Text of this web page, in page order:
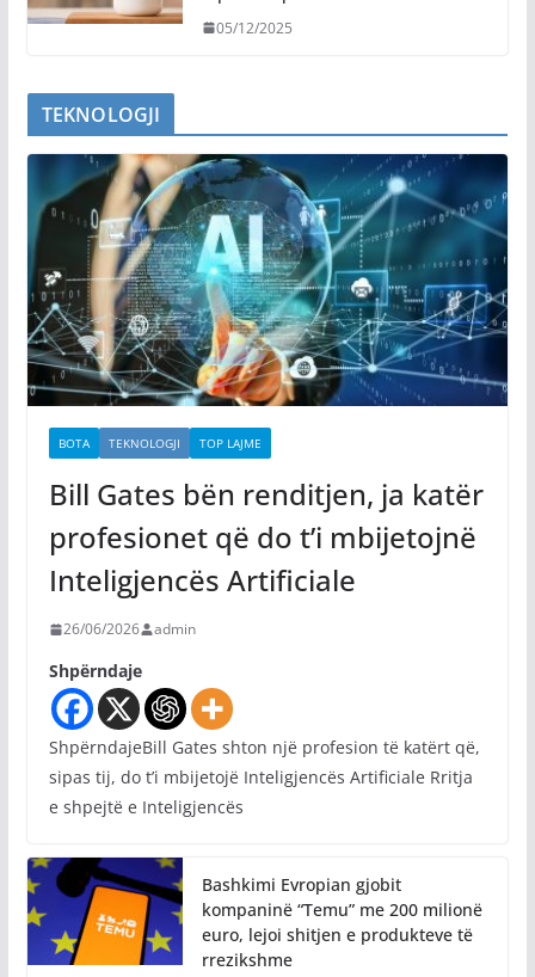
05/12/2025
TEKNOLOGJI
BOTA TEKNOLOGJI TOP LAJME
Bill Gates bën renditjen, ja katër
profesionet që do t’i mbijetojnë
Inteligjencës Artificiale
26/06/2026 admin
Shpërndaje
ShpërndajeBill Gates shton një profesion të katërt që,
sipas tij, do t’i mbijetojë Inteligjencës Artificiale Rritja
e shpejtë e Inteligjencës
Bashkimi Evropian gjobit
kompaninë “Temu” me 200 milionë
euro, lejoi shitjen e produkteve të
rrezikshme